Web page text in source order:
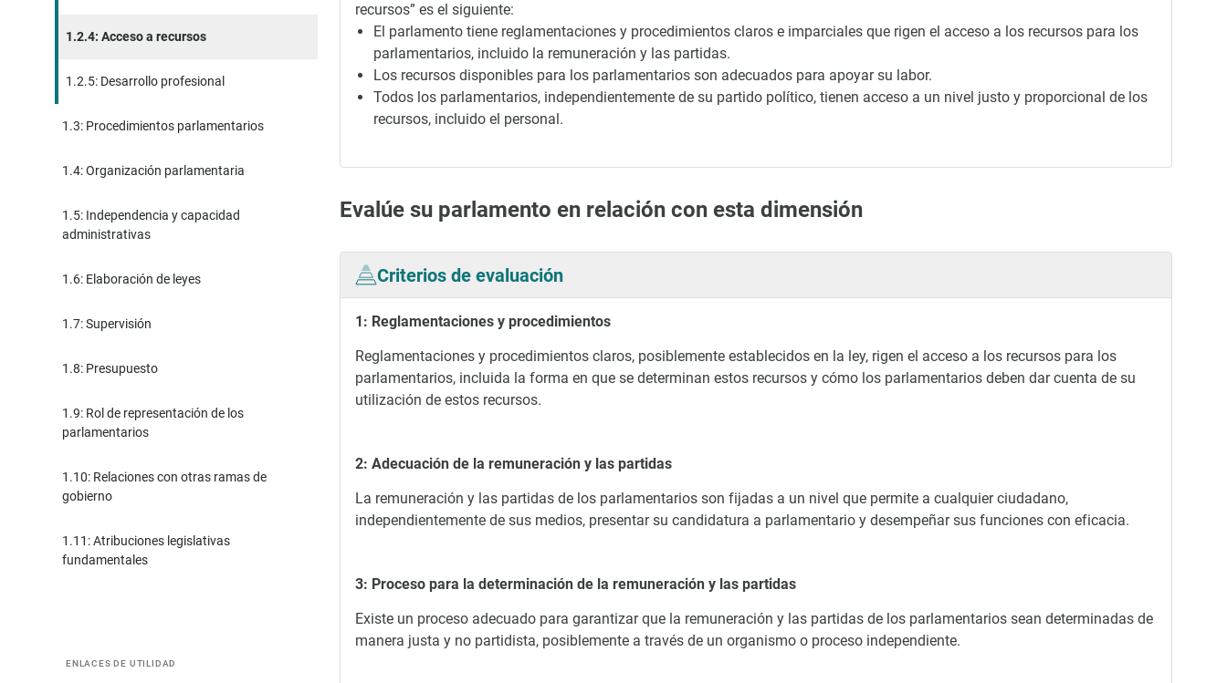
1.2.4: Acceso a recursos
1.2.5: Desarrollo profesional
1.3: Procedimientos parlamentarios
1.4: Organización parlamentaria
1.5: Independencia y capacidad
administrativas
1.6: Elaboración de leyes
1.7: Supervisión
1.8: Presupuesto
1.9: Rol de representación de los
parlamentarios
1.10: Relaciones con otras ramas de
gobierno
1.11: Atribuciones legislativas
fundamentales
ENLACES DE UTILIDAD
recursos” es el siguiente:
El parlamento tiene reglamentaciones y procedimientos claros e imparciales que rigen el acceso a los recursos para los
parlamentarios, incluido la remuneración y las partidas.
Los recursos disponibles para los parlamentarios son adecuados para apoyar su labor.
Todos los parlamentarios, independientemente de su partido político, tienen acceso a un nivel justo y proporcional de los
recursos, incluido el personal.
Evalúe su parlamento en relación con esta dimensión
Criterios de evaluación
1: Reglamentaciones y procedimientos
Reglamentaciones y procedimientos claros, posiblemente establecidos en la ley, rigen el acceso a los recursos para los
parlamentarios, incluida la forma en que se determinan estos recursos y cómo los parlamentarios deben dar cuenta de su
utilización de estos recursos.
2: Adecuación de la remuneración y las partidas
La remuneración y las partidas de los parlamentarios son fijadas a un nivel que permite a cualquier ciudadano,
independientemente de sus medios, presentar su candidatura a parlamentario y desempeñar sus funciones con eficacia.
3: Proceso para la determinación de la remuneración y las partidas
Existe un proceso adecuado para garantizar que la remuneración y las partidas de los parlamentarios sean determinadas de
manera justa y no partidista, posiblemente a través de un organismo o proceso independiente.